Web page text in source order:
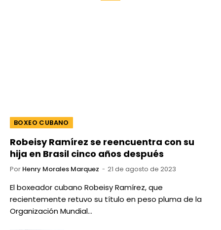
BOXEO CUBANO
Robeisy Ramírez se reencuentra con su
hija en Brasil cinco años después
Por Henry Morales Marquez 21 de agosto de 2023
El boxeador cubano Robeisy Ramírez, que
recientemente retuvo su título en peso pluma de la
Organización Mundial…